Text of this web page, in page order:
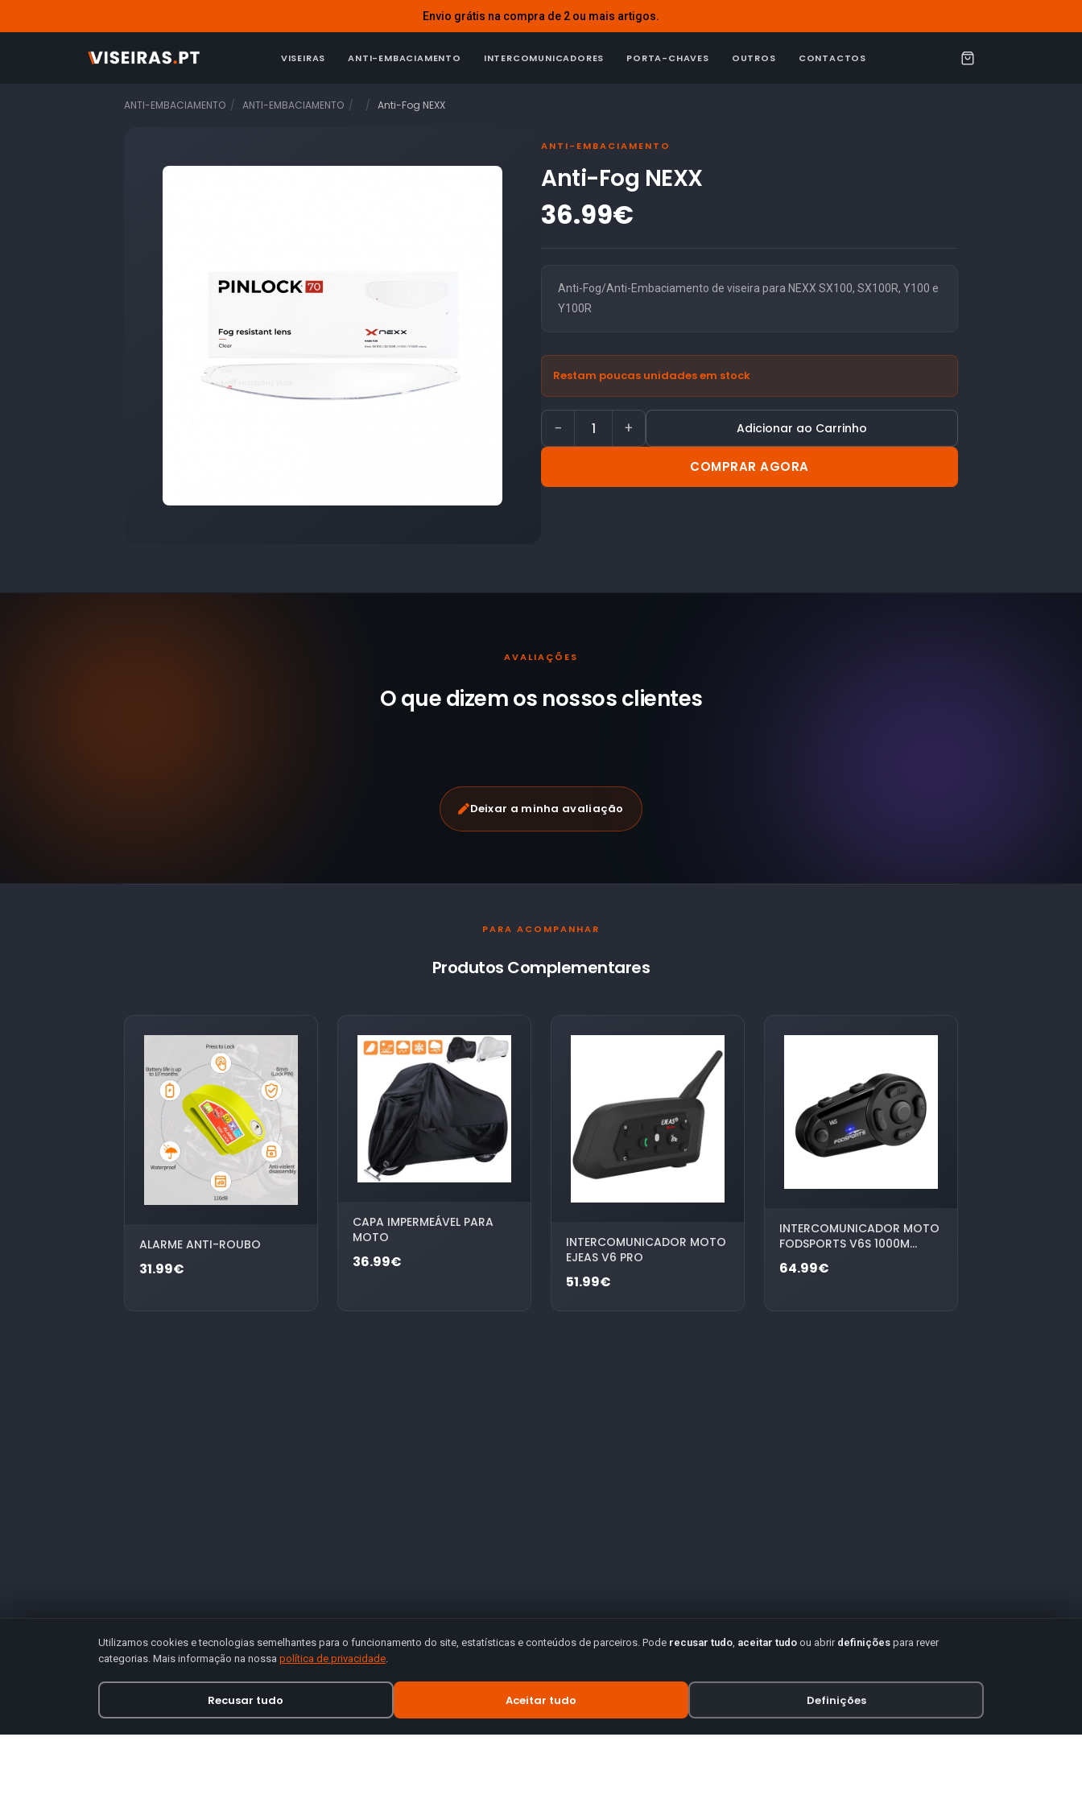
Envio grátis na compra de 2 ou mais artigos.
VISEIRAS ANTI-EMBACIAMENTO INTERCOMUNICADORES PORTA-CHAVES OUTROS CONTACTOS
C
ANTI-EMBACIAMENTO ANTI-EMBACIAMENTO Anti-Fog NEXX
ANTI-EMBACIAMENTO
Anti-Fog NEXX
36.99€
Anti-Fog/Anti-Embaciamento de viseira para NEXX SX100, SX100R, Y100 e
Y100R
Restam poucas unidades em stock
− + Adicionar ao Carrinho
COMPRAR AGORA
AVALIAÇÕES
O que dizem os nossosclientes
Deixar a minha avaliação
PARA ACOMPANHAR
Produtos Complementares
ALARME ANTI-ROUBO
31.99€
CAPA IMPERMEÁVEL PARA
MOTO
36.99€
INTERCOMUNICADOR MOTO
EJEAS V6 PRO
51.99€
INTERCOMUNICADOR MOTO
FODSPORTS V6S 1000M
BLUETOOTH 5.0
64.99€
Utilizamos cookies e tecnologias semelhantes para o funcionamento do site, estatísticas e conteúdos de parceiros. Pode recusar tudo, aceitar tudo ou abrir definições para rever
categorias. Mais informação na nossa política de privacidade.
Recusar tudo Aceitar tudo Definições